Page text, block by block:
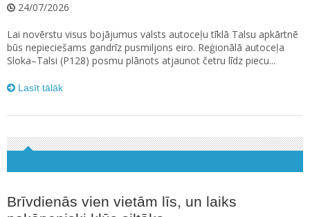
24/07/2026
Lai novērstu visus bojājumus valsts autoceļu tīklā Talsu apkārtnē
būs nepieciešams gandrīz pusmiljons eiro. Reģionālā autoceļa
Sloka–Talsi (P128) posmu plānots atjaunot četru līdz piecu...
Lasīt tālāk
Brīvdienās vien vietām līs, un laiks